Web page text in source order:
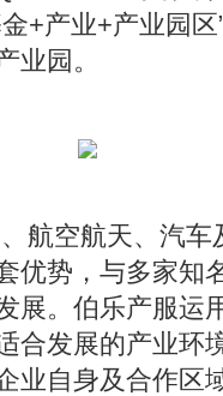
+产业+产业园区
业园。
航空航天、汽车
优势， 与多家知
展。伯乐产服运
合发展的产业环
业自身及合作区